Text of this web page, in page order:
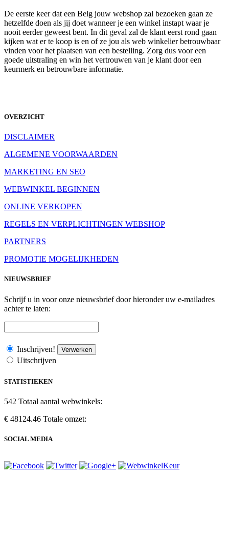
De eerste keer dat een Belg jouw webshop zal bezoeken gaan ze
hetzelfde doen als jij doet wanneer je een winkel instapt waar je
nooit eerder geweest bent. In dit geval zal de klant eerst rond gaan
kijken wat er te koop is en of ze jou als web winkelier betrouwbaar
vinden voor het plaatsen van een bestelling. Zorg dus voor een
goede uitstraling en win het vertrouwen van je klant door een
keurmerk en betrouwbare informatie.
OVERZICHT
DISCLAIMER
ALGEMENE VOORWAARDEN
MARKETING EN SEO
WEBWINKEL BEGINNEN
ONLINE VERKOPEN
REGELS EN VERPLICHTINGEN WEBSHOP
PARTNERS
PROMOTIE MOGELIJKHEDEN
NIEUWSBRIEF
Schrijf u in voor onze nieuwsbrief door hieronder uw e-mailadres
achter te laten:
Inschrijven! Verwerken
Uitschrijven
STATISTIEKEN
542 Totaal aantal webwinkels:
€ 48124.46 Totale omzet:
SOCIAL MEDIA